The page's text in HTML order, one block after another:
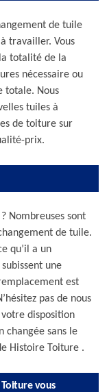
de tuile
travailler. Vous
totalité de la
nécessaire ou
totale. Nous
tuiles à
de toiture sur
prix.
Nombreuses sont
de tuile.
qu’il a un
une
est
pas de nous
disposition
changée sans le
Histoire Toiture .
vous